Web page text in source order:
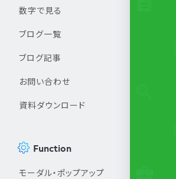
数字で見る
ブログ一覧
ブログ記事
お問い合わせ
資料ダウンロード
Function
モーダル・ポップアップ